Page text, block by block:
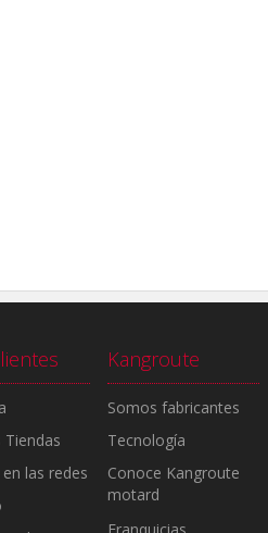
Tiendas
las redes
Kangroute
Somos fabricantes
Tecnología
Conoce Kangroute
motard